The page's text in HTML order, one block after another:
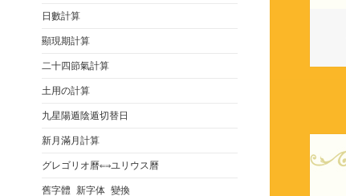
日數計算
顯現期計算
二十四節氣計算
土用の計算
九星陽遁陰遁切替日
新月滿月計算
グレゴリオ曆⇐⇒ユリウス曆
舊字體 新字体 變換